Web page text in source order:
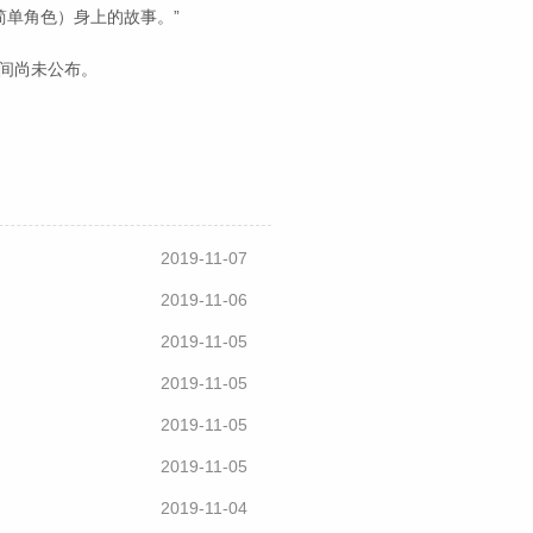
角色）身上的故事。”
尚未公布。
2019-11-07
2019-11-06
2019-11-05
2019-11-05
2019-11-05
2019-11-05
2019-11-04